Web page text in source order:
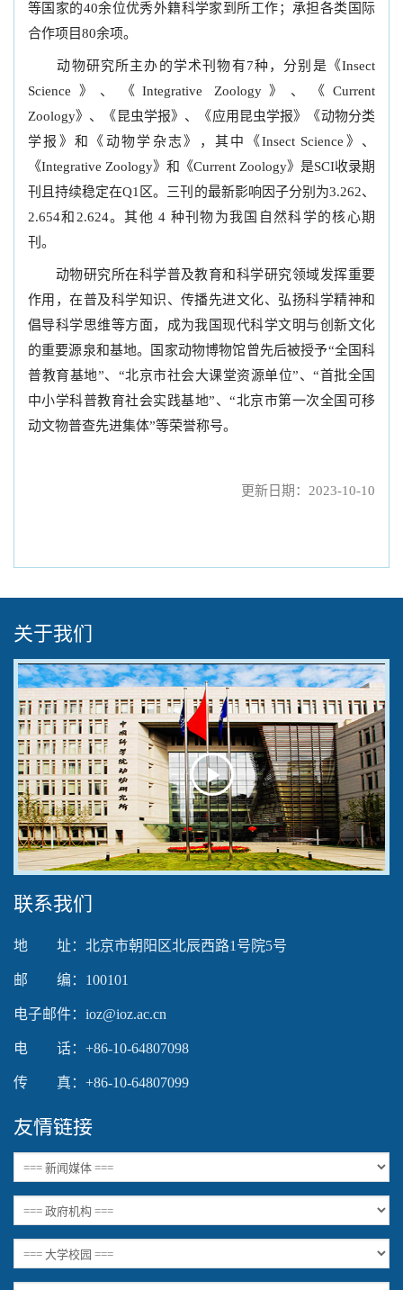
等国家的40余位优秀外籍科学家到所工作；承担各类国际
合作项目80余项。
动物研究所主办的学术刊物有7种，分别是《Insect
Science》、《Integrative Zoology》、《Current
Zoology》、《昆虫学报》、《应用昆虫学报》《动物分类
学报》和《动物学杂志》，其中《Insect Science》、
《Integrative Zoology》和《Current Zoology》是SCI收录期
刊且持续稳定在Q1区。三刊的最新影响因子分别为3.262、
2.654和2.624。其他 4 种刊物为我国自然科学的核心期
刊。
动物研究所在科学普及教育和科学研究领域发挥重要
作用，在普及科学知识、传播先进文化、弘扬科学精神和
倡导科学思维等方面，成为我国现代科学文明与创新文化
的重要源泉和基地。国家动物博物馆曾先后被授予“全国科
普教育基地”、“北京市社会大课堂资源单位”、“首批全国
中小学科普教育社会实践基地”、“北京市第一次全国可移
动文物普查先进集体”等荣誉称号。
更新日期：2023-10-10
关于我们
Play
Video
联系我们
地 址：北京市朝阳区北辰西路1号院5号
邮 编：100101
电子邮件：ioz@ioz.ac.cn
电 话：+86-10-64807098
传 真：+86-10-64807099
友情链接